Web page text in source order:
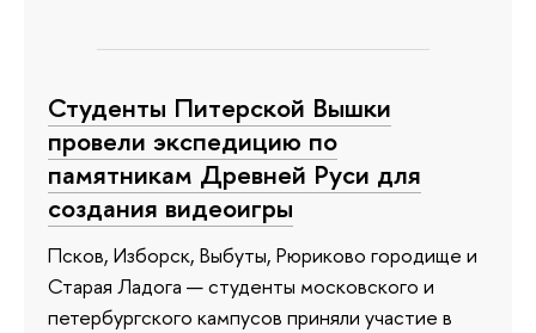
Студенты Питерской Вышки
провели экспедицию по
памятникам Древней Руси для
создания видеоигры
Псков, Изборск, Выбуты, Рюриково городище и
Старая Ладога — студенты московского и
петербургского кампусов приняли участие в